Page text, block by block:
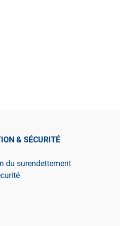
& SÉCURITÉ
du surendettement